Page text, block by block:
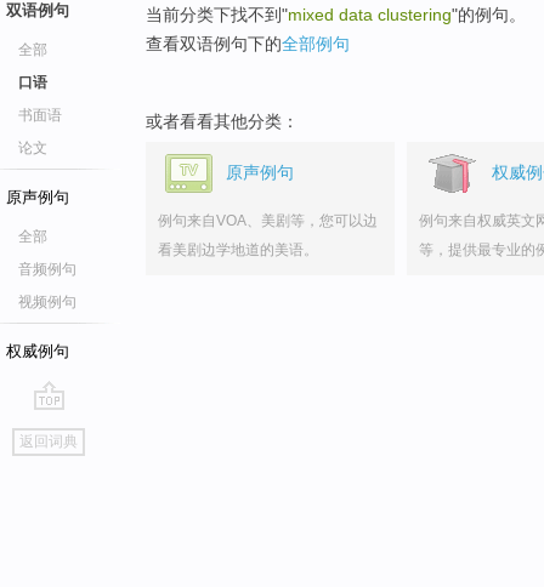
双语例句
全部
口语
书面语
论文
原声例句
全部
音频例句
视频例句
权威例句
go
top
返回词典
当前分类下找不到"mixed data clustering"的例句。
查看双语例句下的全部例句
或者看看其他分类：
原声例句
例句来自VOA、美剧等，您可以边
看美剧边学地道的美语。
权威
例句来自权威英文
等，提供最专业的